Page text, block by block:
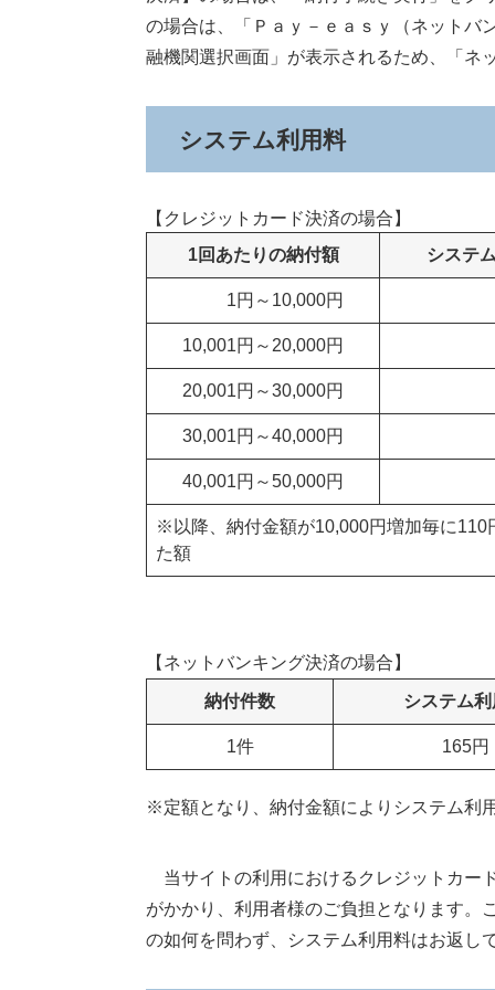
の場合は、「Ｐａｙ－ｅａｓｙ（ネットバ
融機関選択画面」が表示されるため、「ネ
システム利用料
【クレジットカード決済の場合】
1回あたりの納付額
システ
1円～10,000円
10,001円～20,000円
20,001円～30,000円
30,001円～40,000円
40,001円～50,000円​
※以降、納付金額が10,000円増加毎に110
た額
【ネットバンキング決済の場合】
納付件数 システム
1件 165円
※定額となり、納付金額によりシステム利
当サイトの利用におけるクレジットカー
がかかり、利用者様のご負担となります。
の如何を問わず、システム利用料はお返し